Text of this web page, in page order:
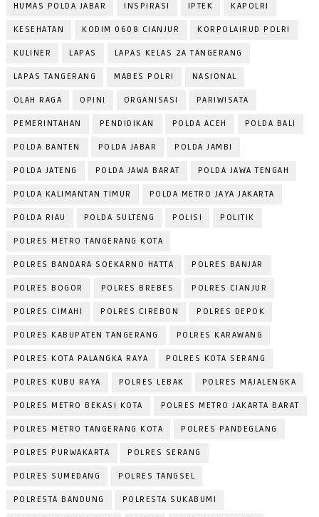
HUMAS POLDA JABAR INSPIRASI IPTEK KAPOLRI
KESEHATAN KODIM 0608 CIANJUR KORPOLAIRUD POLRI
KULINER LAPAS LAPAS KELAS 2A TANGERANG
LAPAS TANGERANG MABES POLRI NASIONAL
OLAH RAGA OPINI ORGANISASI PARIWISATA
PEMERINTAHAN PENDIDIKAN POLDA ACEH POLDA BALI
POLDA BANTEN POLDA JABAR POLDA JAMBI
POLDA JATENG POLDA JAWA BARAT POLDA JAWA TENGAH
POLDA KALIMANTAN TIMUR POLDA METRO JAYA JAKARTA
POLDA RIAU POLDA SULTENG POLISI POLITIK
POLRES METRO TANGERANG KOTA
POLRES BANDARA SOEKARNO HATTA POLRES BANJAR
POLRES BOGOR POLRES BREBES POLRES CIANJUR
POLRES CIMAHI POLRES CIREBON POLRES DEPOK
POLRES KABUPATEN TANGERANG POLRES KARAWANG
POLRES KOTA PALANGKA RAYA POLRES KOTA SERANG
POLRES KUBU RAYA POLRES LEBAK POLRES MAJALENGKA
POLRES METRO BEKASI KOTA POLRES METRO JAKARTA BARAT
POLRES METRO TANGERANG KOTA POLRES PANDEGLANG
POLRES PURWAKARTA POLRES SERANG
POLRES SUMEDANG POLRES TANGSEL
POLRESTA BANDUNG POLRESTA SUKABUMI